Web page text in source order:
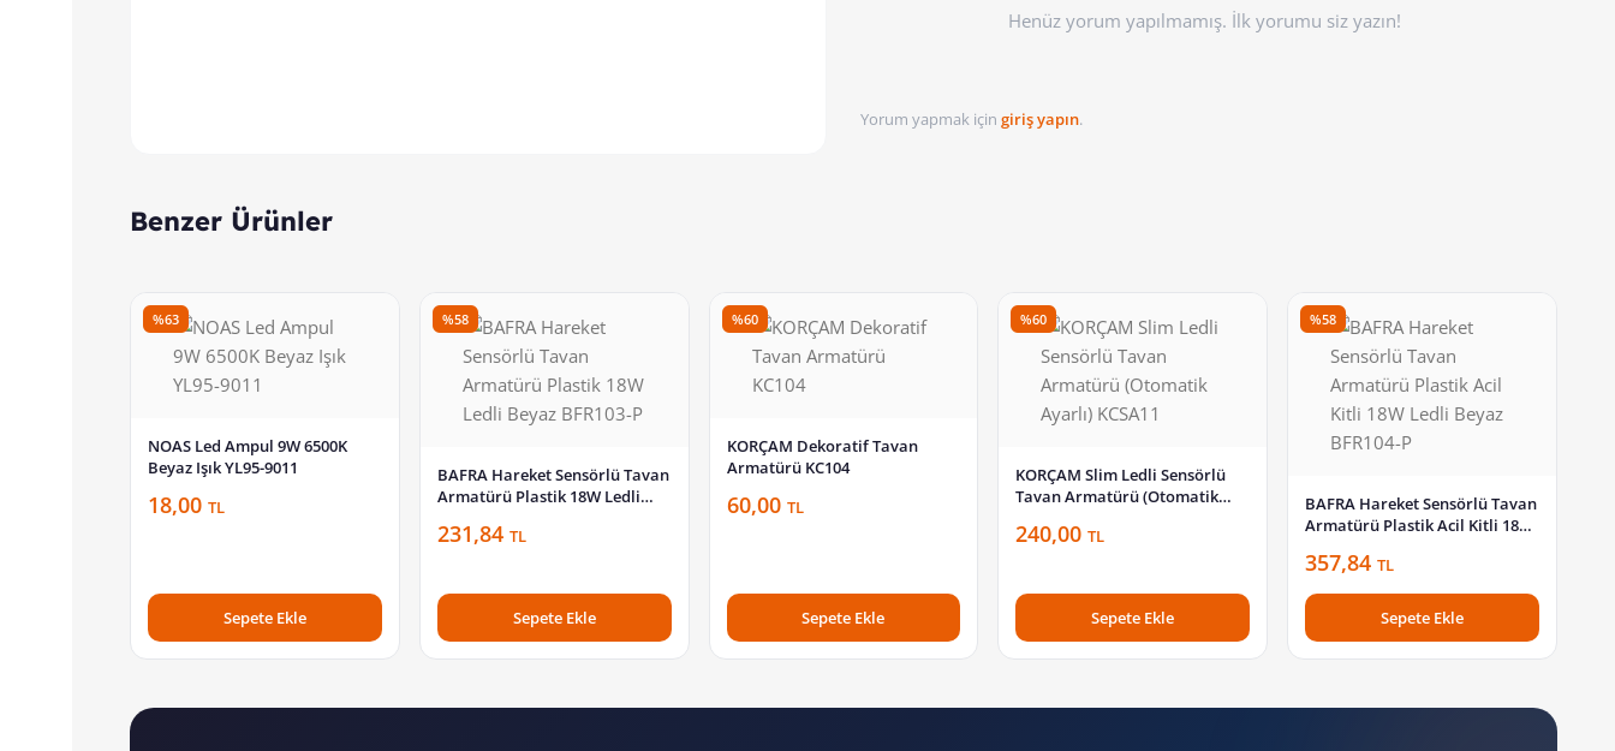
Henüz yorum yapılmamış. İlk yorumu siz yazın!
Yorum yapmak için giriş yapın.
Benzer Ürünler
%63
NOAS Led Ampul 9W 6500K
Beyaz Işık YL95-9011
18,00 TL
Sepete Ekle
%58
BAFRA Hareket Sensörlü Tavan
Armatürü Plastik 18W Ledli
231,84 TL
Sepete Ekle
%60
KORÇAM Dekoratif Tavan
Armatürü KC104
60,00 TL
Sepete Ekle
%60
KORÇAM Slim Ledli Sensörlü
Tavan Armatürü (Otomatik
240,00TL
Sepete Ekle
%58
BAFRA Hareket Sensörlü Tavan
Armatürü Plastik Acil Kitli 18W
357,84TL
Sepete Ekle